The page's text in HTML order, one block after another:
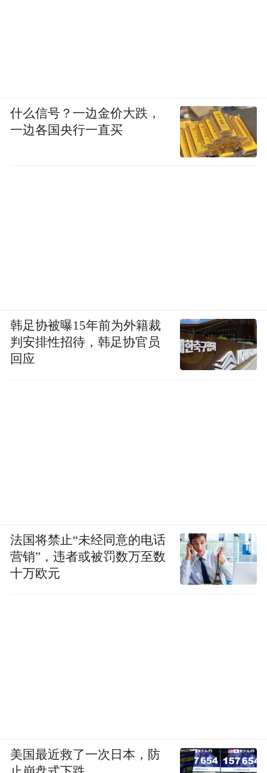
什么信号？一边金价大跌，
一边各国央行一直买
韩足协被曝15年前为外籍裁
判安排性招待，韩足协官员
回应
法国将禁止“未经同意的电话
营销”，违者或被罚数万至数
十万欧元
美国最近救了一次日本，防